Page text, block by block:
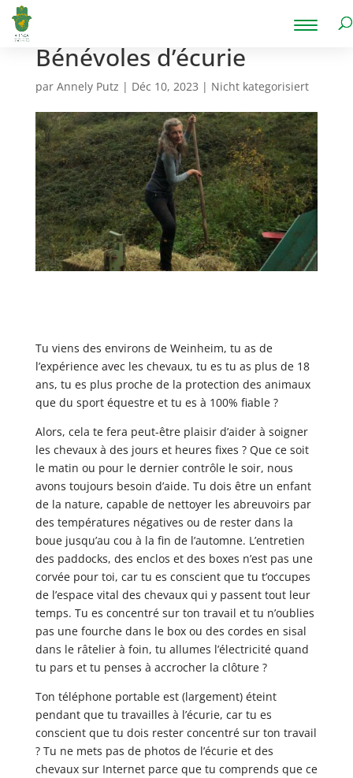
Bénévoles d’écurie
par Annely Putz | Déc 10, 2023 | Nicht kategorisiert
Tu viens des environs de Weinheim, tu as de
l’expérience avec les chevaux, tu es tu as plus de 18
ans, tu es plus proche de la protection des animaux
que du sport équestre et tu es à 100% fiable ?
Alors, cela te fera peut-être plaisir d’aider à soigner
les chevaux à des jours et heures fixes ? Que ce soit
le matin ou pour le dernier contrôle le soir, nous
avons toujours besoin d’aide. Tu dois être un enfant
de la nature, capable de nettoyer les abreuvoirs par
des températures négatives ou de rester dans la
boue jusqu’au cou à la fin de l’automne. L’entretien
des paddocks, des enclos et des boxes n’est pas une
corvée pour toi, car tu es conscient que tu t’occupes
de l’espace vital des chevaux qui y passent tout leur
temps. Tu es concentré sur ton travail et tu n’oublies
pas une fourche dans le box ou des cordes en sisal
dans le râtelier à foin, tu allumes l’électricité quand
tu pars et tu penses à accrocher la clôture ?
Ton téléphone portable est (largement) éteint
pendant que tu travailles à l’écurie, car tu es
conscient que tu dois rester concentré sur ton travail
? Tu ne mets pas de photos de l’écurie et des
chevaux sur Internet parce que tu comprends que ce